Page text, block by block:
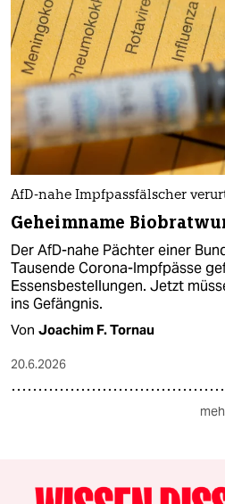
AfD-nahe Impfpassfälscher
Geheimname
Der AfD-nahe Pächter einer
Tausende Corona-Impfpässe
Essensbestellungen. Jetzt
ins Gefängnis.
Von Joachim F. Tornau
20.6.2026